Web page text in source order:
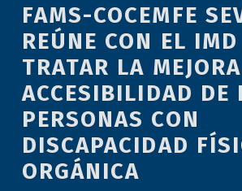
FAMS-COCEMFE
REÚNE CON EL
TRATAR LA
ACCESIBILIDAD DE
PERSONAS CON
DISCAPACIDAD
ORGÁNICA